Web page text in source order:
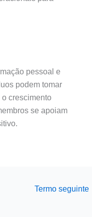
pessoal e
podem tomar
crescimento
se apoiam
Termo seguinte